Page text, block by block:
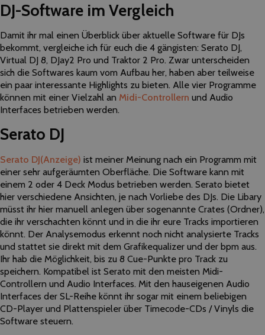
DJ-Software im Vergleich
Damit ihr mal einen Überblick über aktuelle Software für DJs
bekommt, vergleiche ich für euch die 4 gängisten: Serato DJ,
Virtual DJ 8, DJay2 Pro und Traktor 2 Pro. Zwar unterscheiden
sich die Softwares kaum vom Aufbau her, haben aber teilweise
ein paar interessante Highlights zu bieten. Alle vier Programme
können mit einer Vielzahl an Midi-Controllern und Audio
Interfaces betrieben werden.
Serato DJ
Serato DJ(Anzeige) ist meiner Meinung nach ein Programm mit
einer sehr aufgeräumten Oberfläche. Die Software kann mit
einem 2 oder 4 Deck Modus betrieben werden. Serato bietet
hier verschiedene Ansichten, je nach Vorliebe des DJs. Die Libary
müsst ihr hier manuell anlegen über sogenannte Crates (Ordner),
die ihr verschachten könnt und in die ihr eure Tracks importieren
könnt. Der Analysemodus erkennt noch nicht analysierte Tracks
und stattet sie direkt mit dem Grafikequalizer und der bpm aus.
Ihr hab die Möglichkeit, bis zu 8 Cue-Punkte pro Track zu
speichern. Kompatibel ist Serato mit den meisten Midi-
Controllern und Audio Interfaces. Mit den hauseigenen Audio
Interfaces der SL-Reihe könnt ihr sogar mit einem beliebigen
CD-Player und Plattenspieler über Timecode-CDs / Vinyls die
Software steuern.